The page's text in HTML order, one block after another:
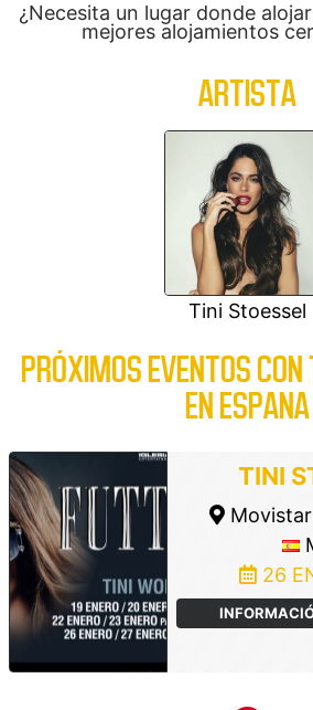
¿Necesita un lugar donde
mejores alojamientos
ARTISTA
Tini Stoessel
PRÓXIMOS EVENTOS
EN ESPANA
TINI
Movistar
26